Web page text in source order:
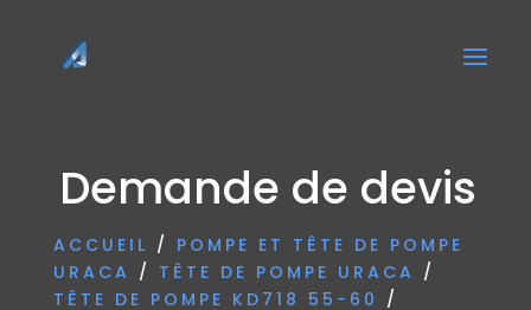
Demande de devis
ACCUEIL / POMPE ET TÊTE DE POMPE
URACA / TÊTE DE POMPE URACA /
TÊTE DE POMPE KD718 55-60 /